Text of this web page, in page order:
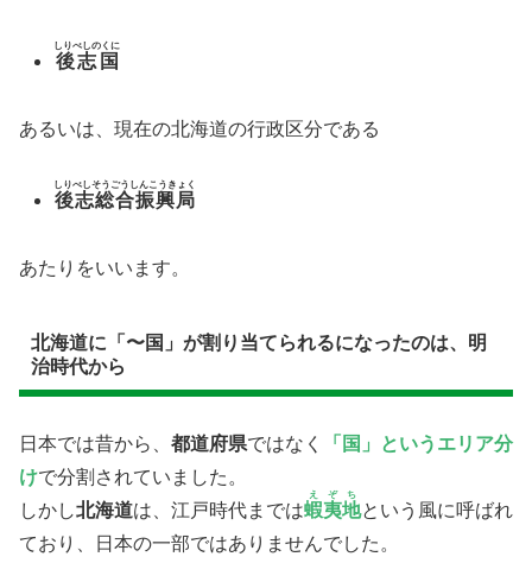
後志国
しりべしのくに
あるいは、現在の北海道の行政区分である
後志総合振興局
しりべしそうごうしんこうきょく
あたりをいいます。
北海道に「〜国」が割り当てられるになったのは、明
治時代から
日本では昔から、 都道府県ではなく
「国」というエリア分
けで分割されていました。
しかし北海道は、江戸時代までは蝦夷地
えぞち
という風に呼ばれ
ており、日本の一部ではありませんでした。